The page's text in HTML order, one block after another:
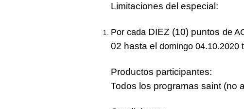
Limitaciones del especial:
Por cada DIEZ (10) puntos de
02 hasta el domingo 04.10.2020
Productos participantes:
Todos los programas saint (no